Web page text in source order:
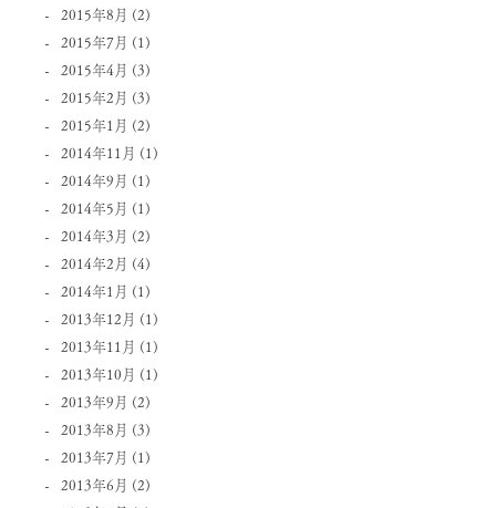
2015年8月 (2)
2015年7月 (1)
2015年4月 (3)
2015年2月 (3)
2015年1月 (2)
2014年11月 (1)
2014年9月 (1)
2014年5月 (1)
2014年3月 (2)
2014年2月 (4)
2014年1月 (1)
2013年12月 (1)
2013年11月 (1)
2013年10月 (1)
2013年9月 (2)
2013年8月 (3)
2013年7月 (1)
2013年6月 (2)